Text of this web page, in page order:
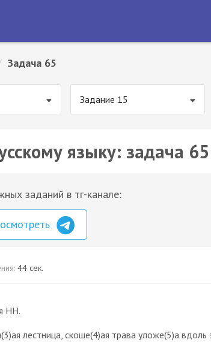
Задача 65
Задание 15
языку: задача 65
заданий в тг-канале:
44 сек.
НН.
лестница, скоше(4)ая трава уложе(5)а вдоль